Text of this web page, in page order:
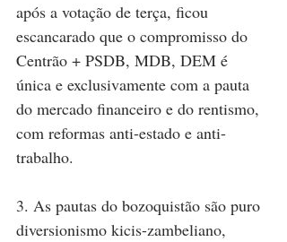
após a votação de terça, ficou
escancarado que o compromisso do
Centrão + PSDB, MDB, DEM é
única e exclusivamente com a pauta
do mercado financeiro e do rentismo,
com reformas anti-estado e anti-
trabalho.
3. As pautas do bozoquistão são puro
diversionismo kicis-zambeliano,